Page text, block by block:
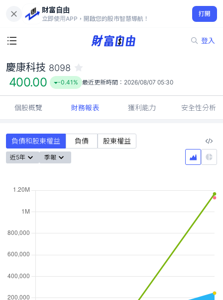
財富自由
立即使用APP，開啟您的股市智慧導航！
打開
登入
400.00
-0.41%
慶康科技 8098
400.00 -0.41% 最近更新時間： 2026/08/07 05:30
個股概覽 財務報表 獲利能力 安全性分析
負債和股東權益 負債 股東權益
近5年 季報